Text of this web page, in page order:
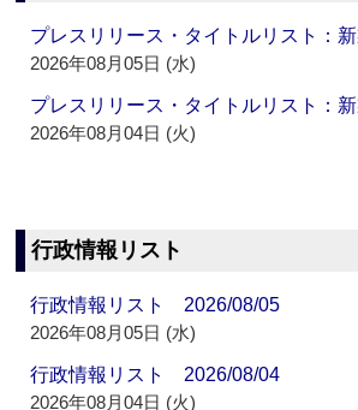
プレスリリース・タイトルリスト：
2026年08月05日 (水)
プレスリリース・タイトルリスト：
2026年08月04日 (火)
行政情報リスト
行政情報リスト 2026/08/05
2026年08月05日 (水)
行政情報リスト 2026/08/04
2026年08月04日 (火)